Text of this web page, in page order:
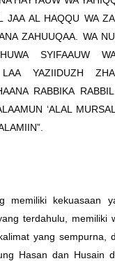
JAA AL HAQQU WA
ZAHUUQAA. WA
SYIFAAUW
YAZIIDUZH
RABBIKA
‘ALAL
memiliki kekuasaan
terdahulu, memiliki
yang sempurna,
Hasan dan Husain